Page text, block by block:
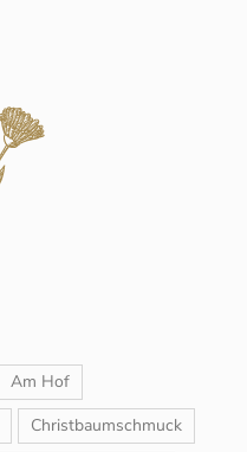
Am Hof
Christbaumschmuck